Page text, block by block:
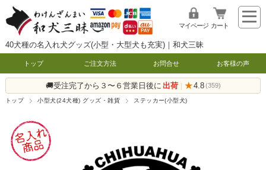
40犬種の名入れ犬グッズ(小型・大型犬も充実)｜和犬三昧
マイページ カート
トップ ご注文方法 お問合せ お客様の声
🚚受注完了から３〜６営業日後に 出荷 | ★4.8 (359)
トップ 小型犬(24犬種) グッズ・雑貨 ステッカー(小型犬)